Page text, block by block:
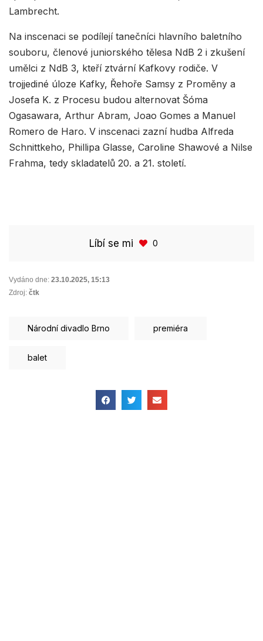
Lambrecht.
Na inscenaci se podílejí tanečníci hlavního baletního
souboru, členové juniorského tělesa NdB 2 i zkušení
umělci z NdB 3, kteří ztvární Kafkovy rodiče. V
trojjediné úloze Kafky, Řehoře Samsy z Proměny a
Josefa K. z Procesu budou alternovat Šóma
Ogasawara, Arthur Abram, Joao Gomes a Manuel
Romero de Haro. V inscenaci zazní hudba Alfreda
Schnittkeho, Phillipa Glasse, Caroline Shawové a Nilse
Frahma, tedy skladatelů 20. a 21. století.
Líbí se mi 0
Vydáno dne: 23.10.2025, 15:13
Zdroj: čtk
Národní divadlo Brno premiéra
balet